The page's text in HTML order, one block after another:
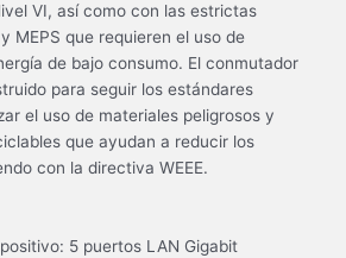
VI, así como con las estrictas
MEPS que requieren el uso de
de bajo consumo. El conmutador
para seguir los estándares
el uso de materiales peligrosos y
que ayudan a reducir los
con la directiva WEEE.
5 puertos LAN Gigabit